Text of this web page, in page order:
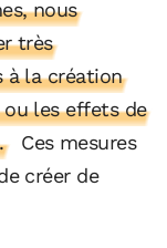
nous
très
à la création
les effets de
Ces mesures
créer de